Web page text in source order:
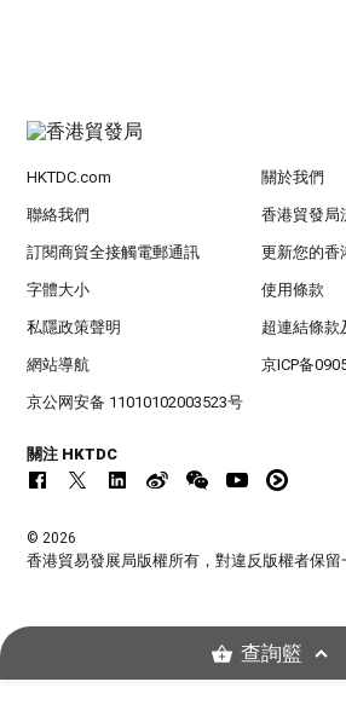
HKTDC.com 關於我們
聯絡我們 香港貿發局
訂閱商貿全接觸電郵通訊 更新您的香
字體大小 使用條款
私隱政策聲明 超連結條款
網站導航 京ICP备
京公网安备 11010102003523号
關注 HKTDC
© 2026
香港貿易發展局版權所有，對違反版權者保留
查詢籃